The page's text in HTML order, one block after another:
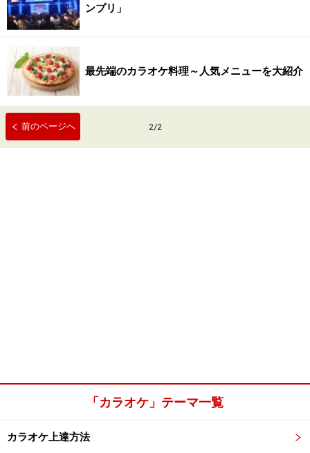
ンプリ」
最先端のカラオケ料理～人気メニューを大紹介
前のページへ 2/2
「カラオケ」テーマ一覧
カラオケ上達方法